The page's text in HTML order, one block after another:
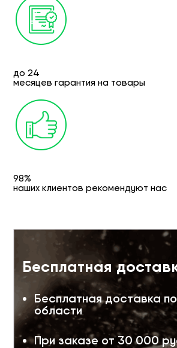
до 24
месяцев гарантия на товары
98%
наших клиентов рекомендуют нас
Бесплатная
Бесплатная доставка
области
При заказе от 30 000